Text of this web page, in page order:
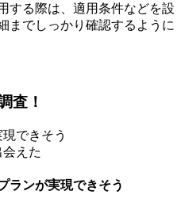
する際は、適用条件などを設
までしっかり確認するように
査！
できそう
えた
ランが実現できそう